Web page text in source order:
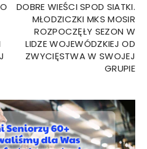
DOBRE WIEŚCI SPOD SIATKI.
MŁODZICZKI MKS MOSIR
ROZPOCZĘŁY SEZON W
LIDZE WOJEWÓDZKIEJ OD
ZWYCIĘSTWA W SWOJEJ
GRUPIE